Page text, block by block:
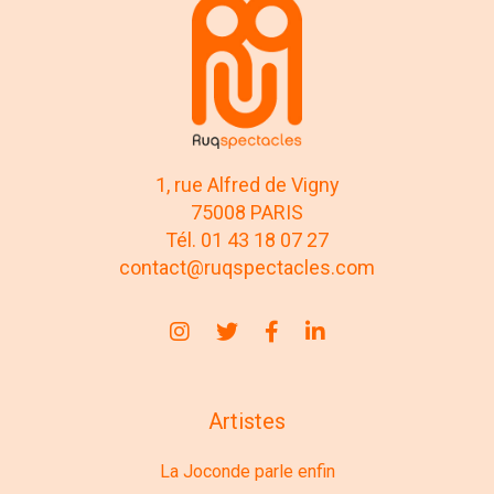
1, rue Alfred de Vigny
75008 PARIS
Tél. 01 43 18 07 27
contact@ruqspectacles.com
Artistes
La Joconde parle enfin